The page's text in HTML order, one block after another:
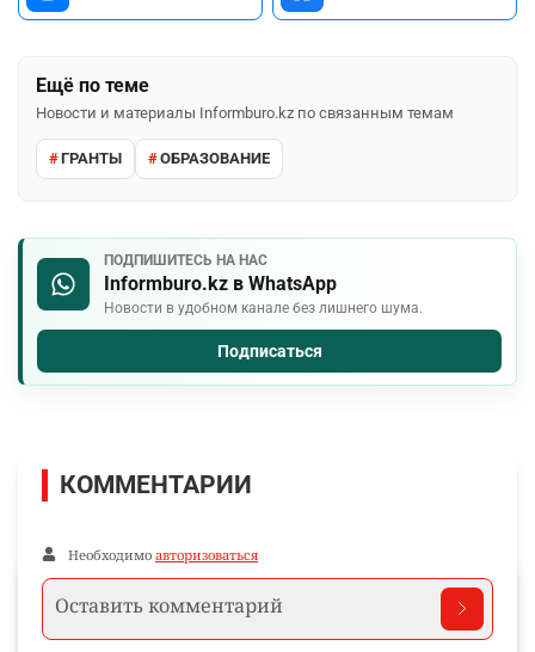
Ещё по теме
Новости и материалы Informburo.kz по связанным темам
ГРАНТЫ ОБРАЗОВАНИЕ
ПОДПИШИТЕСЬ НА НАС
Informburo.kz в WhatsApp
Новости в удобном канале без лишнего шума.
Подписаться
КОММЕНТАРИИ
Необходимо авторизоваться